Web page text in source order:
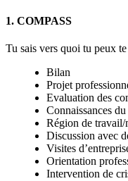
1. COMPASS
Tu sais vers quoi tu peux
Bilan
Projet
Evaluation des
Connaissances
Région de
Discussion avec
Visites
Orientation
Intervention de